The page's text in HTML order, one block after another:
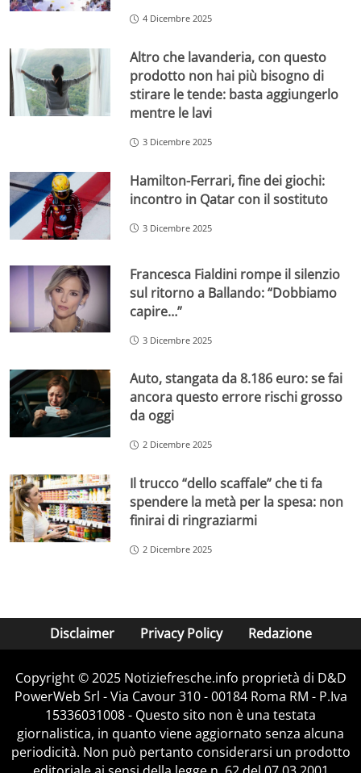
4 Dicembre 2025
Altro che lavanderia, con questo
prodotto non hai più bisogno di
stirare le tende: basta aggiungerlo
mentre le lavi
3 Dicembre 2025
Hamilton-Ferrari, fine dei giochi:
incontro in Qatar con il sostituto
3 Dicembre 2025
Francesca Fialdini rompe il silenzio
sul ritorno a Ballando: “Dobbiamo
capire…”
3 Dicembre 2025
Auto, stangata da 8.186 euro: se fai
ancora questo errore rischi grosso
da oggi
2 Dicembre 2025
Il trucco “dello scaffale” che ti fa
spendere la metà per la spesa: non
finirai di ringraziarmi
2 Dicembre 2025
Disclaimer Privacy Policy Redazione
Copyright © 2025 Notiziefresche.info proprietà di D&D
PowerWeb Srl - Via Cavour 310 - 00184 Roma RM - P.Iva
15336031008 - Questo sito non è una testata
giornalistica, in quanto viene aggiornato senza alcuna
periodicità. Non può pertanto considerarsi un prodotto